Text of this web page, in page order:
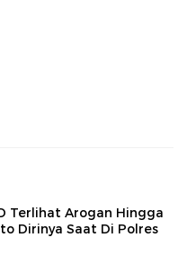
Terlihat Arogan Hingga
Dirinya Saat Di Polres